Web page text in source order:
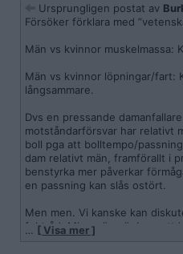
Ursprungligen postat av
Försöker förklara med
Män vs kvinnor muskelmassa:
Män vs kvinnor löpningar/fart:
långsammare.
Dvs en pressande
motståndarförsvar har relativt
boll pga att bolltempo/
dam relativt män, framförallt i
benstyrka mer påverkar
en passning kan slås ostört.
Men men. Vi kanske kan
fel tråd. Min poäng är bara att
spelet bör damfotbollen
… [ Visa mer ]